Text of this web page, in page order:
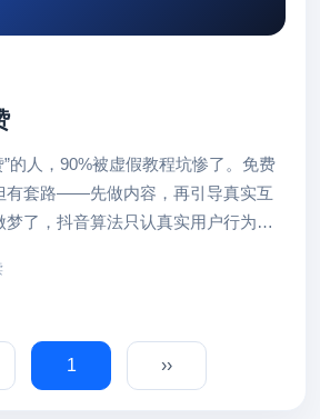
的人，90%被虚假教程坑惨了。免费
有套路——先做内容，再引导真实互
了，抖音算法只认真实用户行为。
1 ››